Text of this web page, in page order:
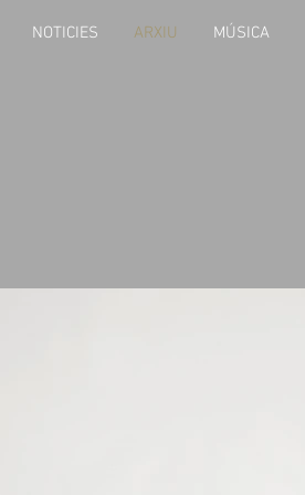
NOTICIES ARXIU MÚSICA